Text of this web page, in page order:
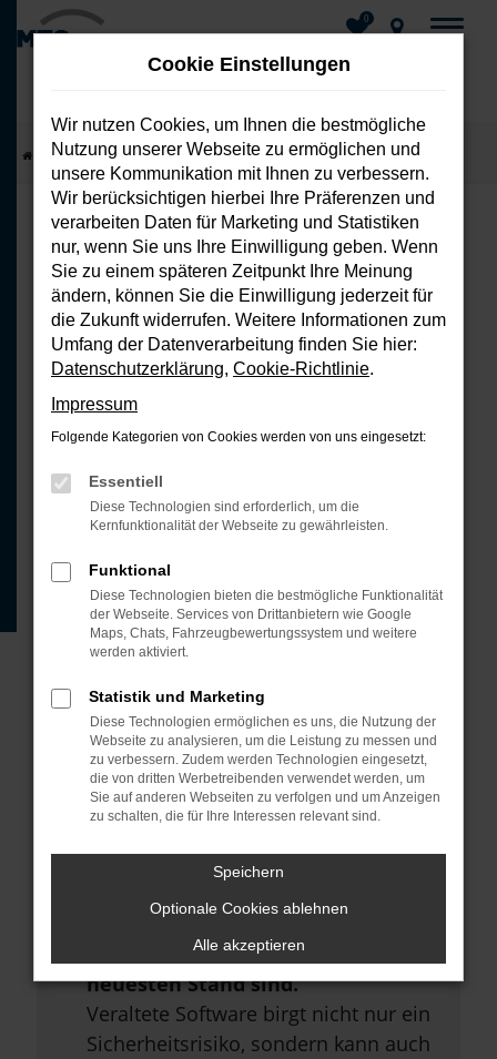
Zum
Hauptinhalt
springen
0
Startseite Fahrzeuge Fahrzeug-Showroom
FEHLER: NETWORK ERROR
Beim Laden ist ein Fehler aufgetreten.
Hier sind ein paar Tipps, die dir helfen
können:
Überprüfe deine Firewall und
deine Internetverbindung.
Laden andere Webseiten, zum
Beispiel deine Suchmaschine?
Browsererweiterungen.
Manche Erweiterungen, wie
Werbeblocker, können das Laden
bestimmter Seiten verhindern.
Funktioniert die Seite in einem
anderen Browser oder in einem
privaten Fenster?
Starte dein Gerät neu.
Das kann manchmal helfen,
vorübergehende Probleme zu
Stelle sicher, dass dein Browser
und dein Betriebssystem auf dem
neuesten Stand sind.
Veraltete Software birgt nicht nur ein
Sicherheitsrisiko, sondern kann auch
Cookie Einstellungen
Wir nutzen Cookies, um Ihnen die bestmögliche
Nutzung unserer Webseite zu ermöglichen und
unsere Kommunikation mit Ihnen zu verbessern.
Wir berücksichtigen hierbei Ihre Präferenzen und
verarbeiten Daten für Marketing und Statistiken
nur, wenn Sie uns Ihre Einwilligung geben. Wenn
Sie zu einem späteren Zeitpunkt Ihre Meinung
ändern, können Sie die Einwilligung jederzeit für
die Zukunft widerrufen. Weitere Informationen zum
Umfang der Datenverarbeitung finden Sie hier:
Datenschutzerklärung, Cookie-Richtlinie.
Impressum
Folgende Kategorien von Cookies werden von uns eingesetzt:
Essentiell
Diese Technologien sind erforderlich, um die
Kernfunktionalität der Webseite zu gewährleisten.
Funktional
Diese Technologien bieten die bestmögliche Funktionalität
der Webseite. Services von Drittanbietern wie Google
Maps, Chats, Fahrzeugbewertungssystem und weitere
werden aktiviert.
Statistik und Marketing
Diese Technologien ermöglichen es uns, die Nutzung der
Webseite zu analysieren, um die Leistung zu messen und
zu verbessern. Zudem werden Technologien eingesetzt,
die von dritten Werbetreibenden verwendet werden, um
Sie auf anderen Webseiten zu verfolgen und um Anzeigen
zu schalten, die für Ihre Interessen relevant sind.
Speichern
Optionale Cookies ablehnen
Alle akzeptieren